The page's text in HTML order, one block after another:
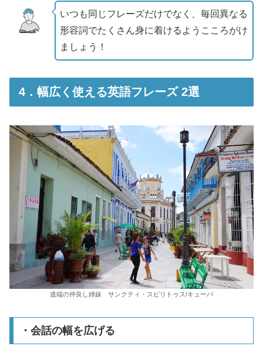
いつも同じフレーズだけでなく、毎回異なる
形容詞でたくさん身に着けるようこころがけ
ましょう！
4．幅広く使える英語フレーズ 2選
道端の仲良し姉妹 サンクティ・スピリトゥス/キューバ
・会話の幅を広げる